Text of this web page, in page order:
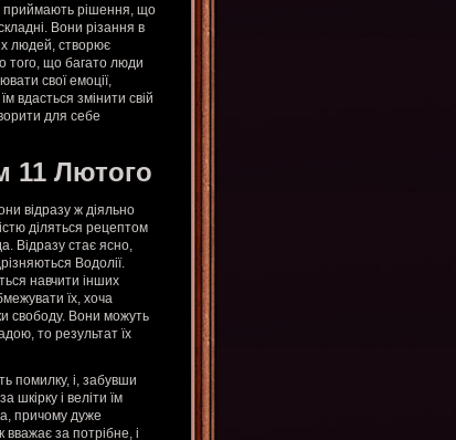
приймають рішення, що
Вони різання в
людей, створює
того, що багато люди
свої емоції,
вдасться змінити свій
для себе
11 Лютого
відразу ж діяльно
діляться рецептом
Відразу стає ясно,
Водолії.
навчити інших
їх, хоча
свободу. Вони можуть
то результат їх
помилку, і, забувши
шкірку і веліти їм
причому дуже
за потрібне, і